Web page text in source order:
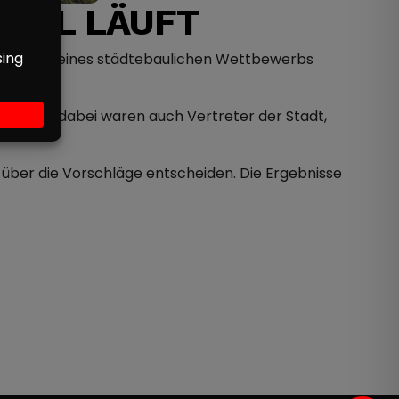
LÄUFT
eines städtebaulichen Wettbewerbs
Mit dabei waren auch Vertreter der Stadt,
die Vorschläge entscheiden. Die Ergebnisse